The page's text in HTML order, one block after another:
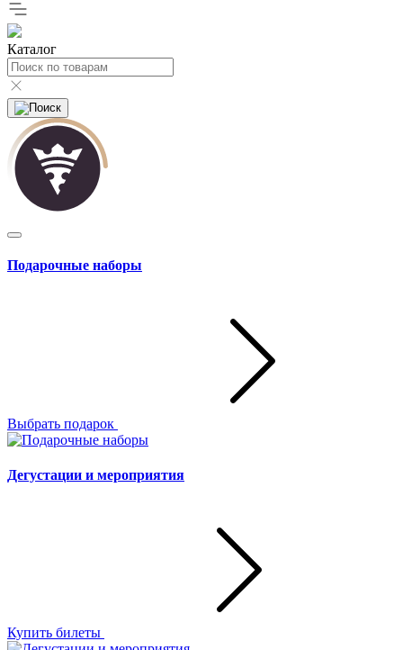
Каталог
Подарочные наборы
Выбрать подарок
Дегустации и мероприятия
Купить билеты